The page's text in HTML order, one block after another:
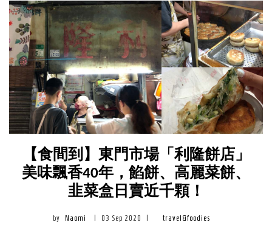
【食間到】東門市場「利隆餅店」
美味飄香40年，餡餅、高麗菜餅、
韭菜盒日賣近千顆！
by Naomi 03 Sep 2020 travel&foodies